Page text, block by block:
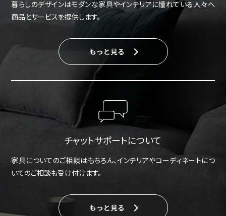
暮らしのデザインはモダンな家具やインテリアに憧れている人々へ
商品とサービスを提供します。
もっと見る
チャットサポートについて
家具についてのご相談はもちろん、インテリアやコーディネートにつ
いてのご相談も受け付けます。
もっと見る